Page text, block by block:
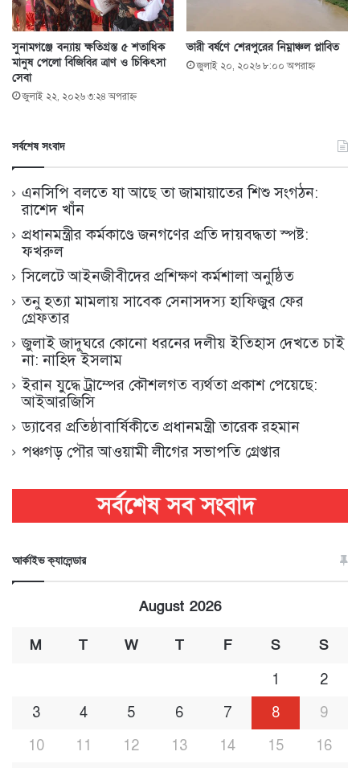
সুনামগঞ্জে বন্যায় ক্ষতিগ্রস্ত ৫ শতাধিক
মানুষ পেলো বিজিবির ত্রাণ ও চিকিৎসা
সেবা
জুলাই ২২, ২০২৬ ৩:২৪ অপরাহ্ণ
ভারী বর্ষণে শেরপুরের নিম্নাঞ্চল প্লাবিত
জুলাই ২০, ২০২৬ ৮:০০ অপরাহ্ণ
সর্বশেষ সংবাদ
এনসিপি বলতে যা আছে তা জামায়াতের শিশু সংগঠন:
রাশেদ খাঁন
প্রধানমন্ত্রীর কর্মকাণ্ডে জনগণের প্রতি দায়বদ্ধতা স্পষ্ট:
ফখরুল
সিলেটে আইনজীবীদের প্রশিক্ষণ কর্মশালা অনুষ্ঠিত
তনু হত্যা মামলায় সাবেক সেনাসদস্য হাফিজুর ফের
গ্রেফতার
জুলাই জাদুঘরে কোনো ধরনের দলীয় ইতিহাস দেখতে চাই
না: নাহিদ ইসলাম
ইরান যুদ্ধে ট্রাম্পের কৌশলগত ব্যর্থতা প্রকাশ পেয়েছে:
আইআরজিসি
ড্যাবের প্রতিষ্ঠাবার্ষিকীতে প্রধানমন্ত্রী তারেক রহমান
পঞ্চগড় পৌর আওয়ামী লীগের সভাপতি গ্রেপ্তার
আর্কাইভ ক্যালেন্ডার
August 2026
M T W T F S S
1
2
3
4 5 6 7 8
9
10
11 12 13 14 15
16